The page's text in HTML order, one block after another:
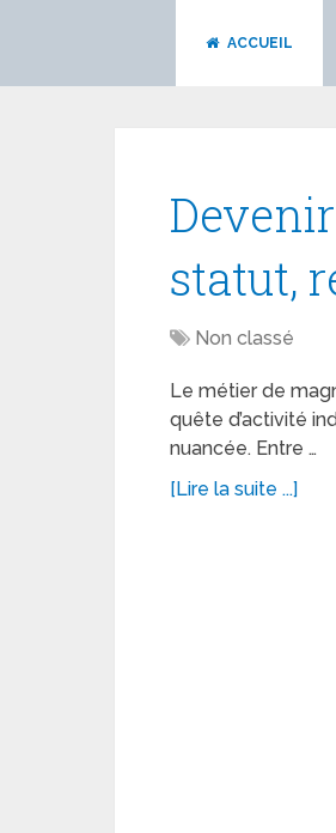
ACCUEIL
statut,
Non classé
Le métier de
quête d’activité
nuancée. Entre …
[Lire la suite ...]